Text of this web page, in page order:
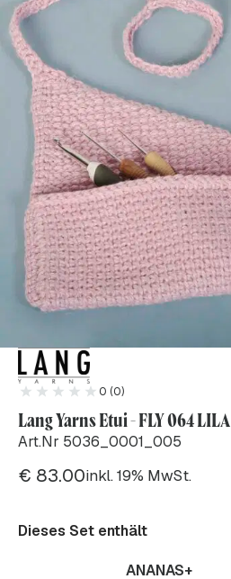
0 (0)
Lang Yarns Etui - FLY 064 LILA
Art.Nr 5036_0001_005
€ 83.00inkl. 19% MwSt.
Dieses Set enthält
ANANAS+